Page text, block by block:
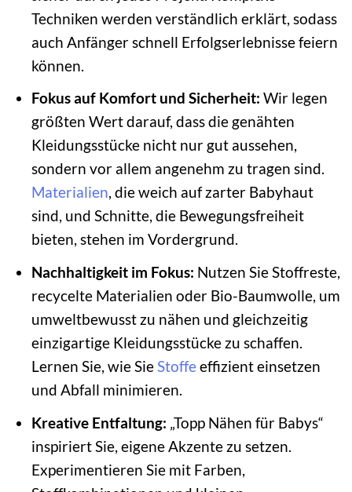
Techniken werden verständlich erklärt, sodass
auch Anfänger schnell Erfolgserlebnisse feiern
können.
Fokus auf Komfort und Sicherheit: Wir legen
größten Wert darauf, dass die genähten
Kleidungsstücke nicht nur gut aussehen,
sondern vor allem angenehm zu tragen sind.
Materialien, die weich auf zarter Babyhaut
sind, und Schnitte, die Bewegungsfreiheit
bieten, stehen im Vordergrund.
Nachhaltigkeit im Fokus: Nutzen Sie Stoffreste,
recycelte Materialien oder Bio-Baumwolle, um
umweltbewusst zu nähen und gleichzeitig
einzigartige Kleidungsstücke zu schaffen.
Lernen Sie, wie SieStoffeeffizient einsetzen
und Abfall minimieren.
Kreative Entfaltung: „Topp Nähen für Babys“
inspiriert Sie, eigene Akzente zu setzen.
Experimentieren Sie mit Farben,